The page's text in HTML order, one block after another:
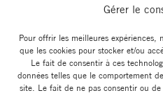
Gérer le
Pour offrir les meilleures expériences,
que les cookies pour stocker et/ou
Le fait de consentir à ces
données telles que le comportement
site. Le fait de ne pas consentir ou
04 11
E-mail :